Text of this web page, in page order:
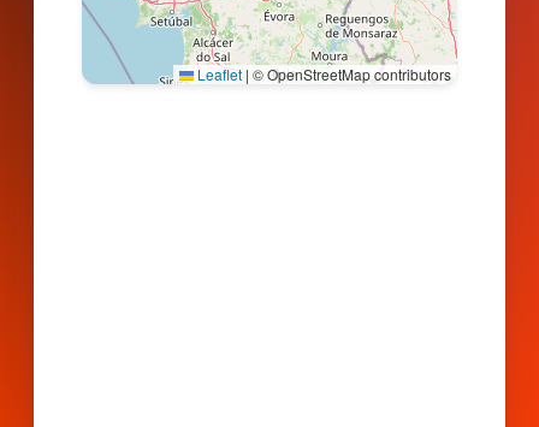
Leaflet | © OpenStreetMap contributors